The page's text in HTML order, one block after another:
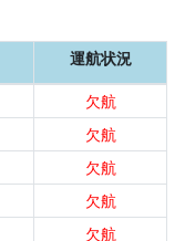
運航状況
欠航
欠航
欠航
欠航
欠航